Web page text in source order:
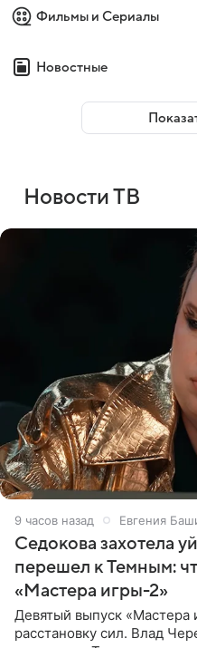
Фильмы и Сериалы
Новостные
Новости ТВ
9 часов назад Евгения
Седокова захотела
перешел к Темным:
«Мастера игры-2»
Девятый выпуск «Мастера
расстановку сил. Влад